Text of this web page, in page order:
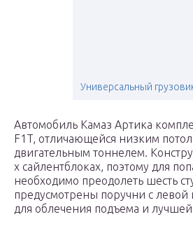
Универсальный
Автомобиль Камаз Артика
F1T, отличающейся низким
двигательным тоннелем.
х сайлентблоках, поэтому для
необходимо преодолеть шесть
предусмотрены поручни с левой
для облечения подъема и лучшей